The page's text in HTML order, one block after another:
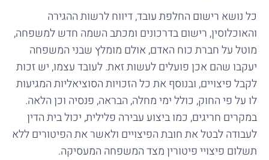
כל נושא רישום החלפת עובד, דיווח לרשות ההגירה
והאוכלוסין, רישום בדרכונים ומכתב השמה חדש למשפחה,
מוטל על חברת כוח האדם, אולם מומלץ שבני המשפחה
יעקבו שהם אכן פועלים לעשות זאת. לעובד עצמו, יש זכות
לקבל פיצויים, ובנוסף את כל הזכויות הסוציאליות המגיעות
לו על פי החוק, כולל ימי מחלה, הבראה, פנסיה וכן הלאה.
במקרים חריגים, כמו ביצוע עבירה פלילית, יכול בית הדין
לעבודה לבטל את חובת הפיצויים ולאשר את הפיטורים ללא
תשלום פיצויי פיטורין מצד המשפחה המעסיקה.